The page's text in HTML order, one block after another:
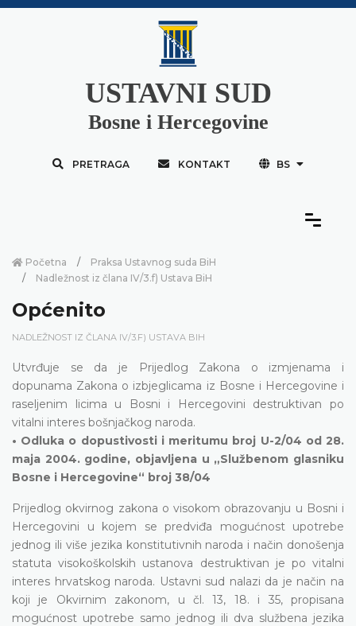
USTAVNI SUD
Bosne i Hercegovine
PRETRAGA KONTAKT BS
Početna
Praksa Ustavnog suda BiH
Nadležnost iz člana IV/3.f) Ustava BiH
Općenito
NADLEŽNOST IZ ČLANA IV/3.F) USTAVA BIH
Utvrđuje se da je Prijedlog Zakona o izmjenama i
dopunama Zakona o izbjeglicama iz Bosne i Hercegovine i
raseljenim licima u Bosni i Hercegovini destruktivan po
vitalni interes bošnjačkog naroda.
• Odluka o dopustivosti i meritumu broj U-2/04 od 28.
maja 2004. godine, objavljena u „Službenom glasniku
Bosne i Hercegovine“ broj 38/04
Prijedlog okvirnog zakona o visokom obrazovanju u Bosni i
Hercegovini u kojem se predviđa mogućnost upotrebe
jednog ili više jezika konstitutivnih naroda i način donošenja
statuta visokoškolskih ustanova destruktivan je po vitalni
interes hrvatskog naroda. Ustavni sud nalazi da je način na
koji je Okvirnim zakonom, u čl. 13, 18. i 35, propisana
mogućnost upotrebe samo jednog ili dva službena jezika